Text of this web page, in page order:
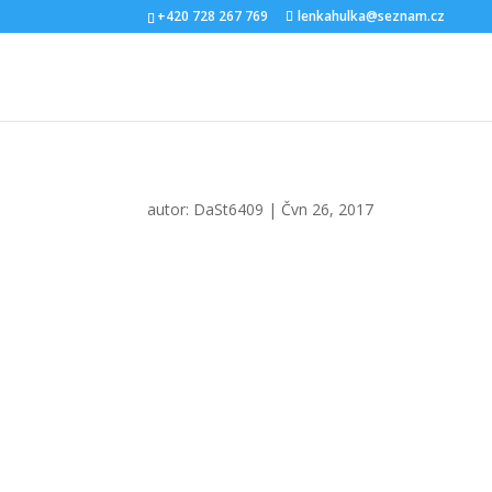
+420 728 267 769 lenkahulka@seznam.cz
autor: DaSt6409 | Čvn 26, 2017